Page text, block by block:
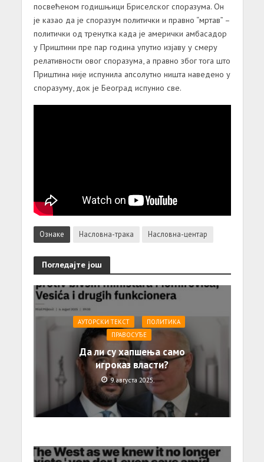
посвећеном годишњици Бриселског споразума. Он
је казао да је споразум политички и правно “мртав” –
политички од тренутка када је амерички амбасадор
у Приштини пре пар година упутио изјаву у смеру
релативности овог споразума, а правно због тога што
Приштина није испунила апсолутно ништа наведено у
споразуму, док је Београд испунио све.
Ознаке Насловна-трака Насловна-центар
Погледајте још
АУТОРСКИ ТЕКСТ
ПОЛИТИКА
ПРАВОСУЂЕ
Да ли су хапшења само
игроказ власти?
9. августа 2025.